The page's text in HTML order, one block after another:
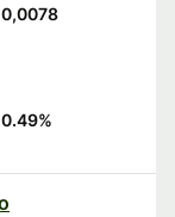
0,0078
0.49%